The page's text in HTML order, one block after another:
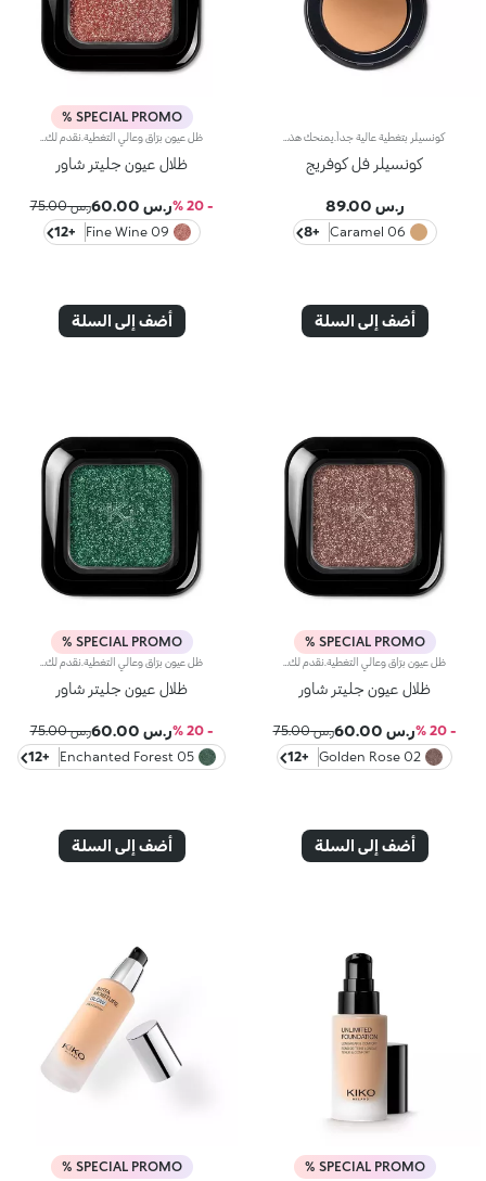
كونسيلر فل كوفريج
ر.س 89.00
06 Caramel
+8
أضف إلى السلة
SPECIAL PROMO %
ظلال عيون جليتر شاور
- 20 % ر.س 60.00
ر.س 75.00
09 Fine Wine
+12
أضف إلى السلة
SPECIAL PROMO %
ظلال عيون جليتر شاور
- 20 % ر.س 60.00
ر.س 75.00
02 Golden Rose
+12
أضف إلى السلة
SPECIAL PROMO %
ظلال عيون جليتر شاور
- 20 % ر.س 60.00
ر.س 75.00
05 Enchanted Forest
+12
أضف إلى السلة
SPECIAL PROMO %
SPECIAL PROMO %